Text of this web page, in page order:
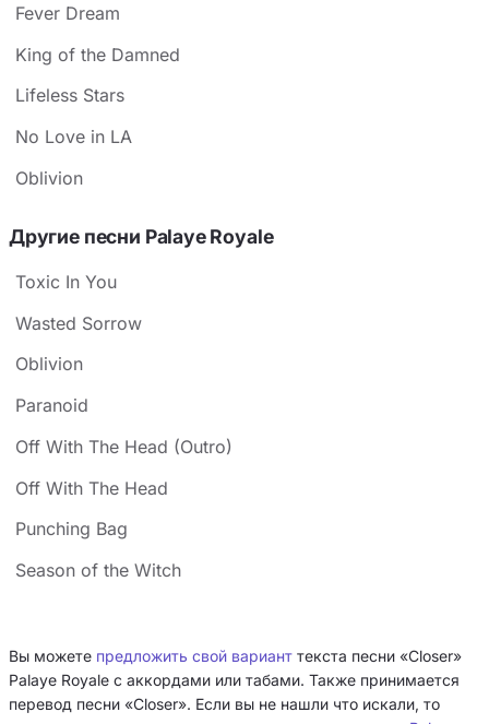
Fever Dream
King of the Damned
Lifeless Stars
No Love in LA
Oblivion
Другие песни Palaye Royale
Toxic In You
Wasted Sorrow
Oblivion
Paranoid
Off With The Head (Outro)
Off With The Head
Punching Bag
Season of the Witch
Вы можете предложить свой вариант текста песни «Closer»
Palaye Royale с аккордами или табами. Также принимается
перевод песни «Closer». Если вы не нашли что искали, то